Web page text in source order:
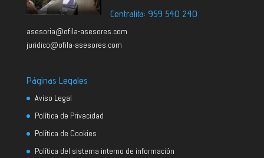
Centralita: 959 540 240
asesoria@ofila-asesores.com
juridico@ofila-asesores.com
Páginas Legales
Aviso Legal
Política de Privacidad
Política de Cookies
Política del sistema interno de información